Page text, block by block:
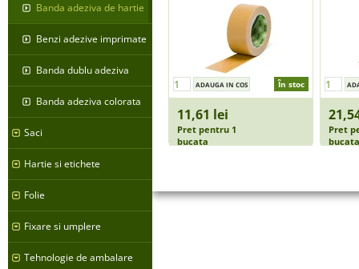
Banda adeziva de hartie
Benzi adezive imprimate
Banda dublu adeziva
Banda adeziva colorata
Saci
Hartie si etichete
Folie
Fixare si umplere
Tehnologie de ambalare
În stoc
11,61 lei
Pret pentru 1
bucata
Pret
bucata